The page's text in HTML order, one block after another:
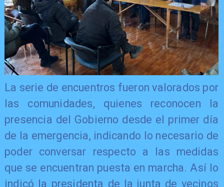
La serie de encuentros fueron valorados por
las comunidades, quienes reconocen la
presencia del Gobierno desde el primer día
de la emergencia, indicando lo necesario de
poder conversar respecto a las medidas
que se encuentran puesta en marcha. Así lo
indicó la presidenta de la junta de vecinos